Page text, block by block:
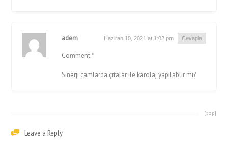
adem Haziran 10, 2021 at 1:02 pm Cevapla
Comment *
Sinerji camlarda çıtalar ile karolaj yapılablir mi?
[top]
Leave a Reply